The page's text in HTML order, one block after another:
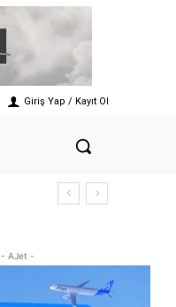
Giriş Yap / Kayıt Ol
- AJet -